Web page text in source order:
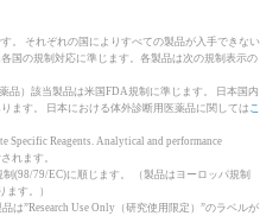
。 それぞれの国によりすべての製品が入手できない
国の規制対応に準じます。各製品は次の規制表示の
品）該当製品は米国FDA規制に準じます。 日本国内
ます。 日本における体外診断用医薬品に関しては こ
Specific Reagents. Analytical and performance
れます。
(98/79/EC)に順じます。 （製品はヨーロッパ規制
す。）
は”Research Use Only（研究使用限定）”のラベルが